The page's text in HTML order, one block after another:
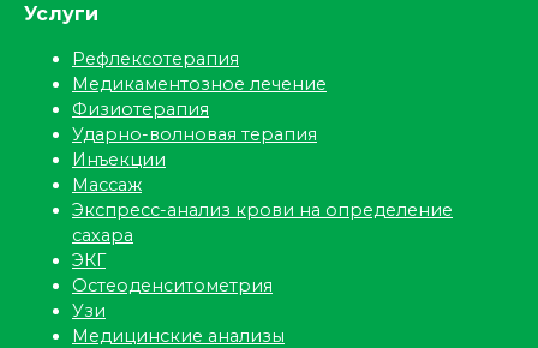
Услуги
Рефлексотерапия
Медикаментозное лечение
Физиотерапия
Ударно-волновая терапия
Инъекции
Массаж
Экспресс-анализ крови на определение
сахара
ЭКГ
Остеоденситометрия
Узи
Медицинские анализы